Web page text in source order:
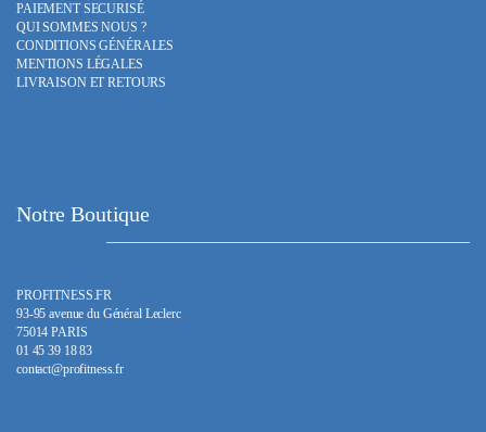
PAIEMENT SECURISÉ
QUI SOMMES NOUS ?
CONDITIONS GÉNÉRALES
MENTIONS LÉGALES
LIVRAISON ET RETOURS
Notre Boutique
PROFITNESS.FR
93-95 avenue du Général Leclerc
75014 PARIS
01 45 39 18 83
contact@profitness.fr